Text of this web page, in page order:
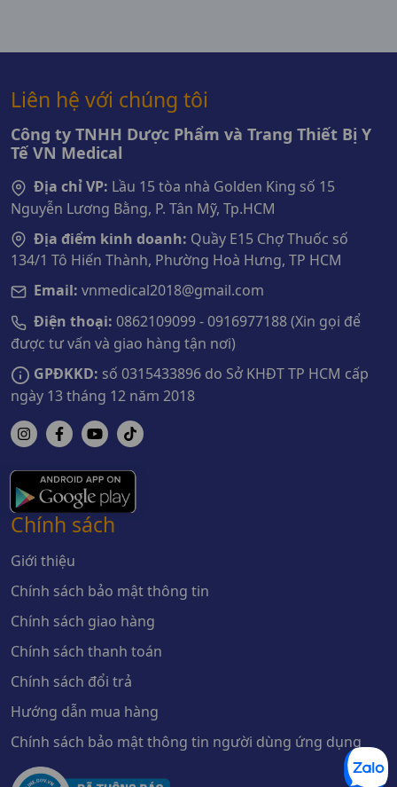
Liên hệ với chúng tôi
Công ty TNHH Dược Phẩm và Trang Thiết Bị Y
Tế VN Medical
Địa chỉ VP: Lầu 15 tòa nhà Golden King số 15
Nguyễn Lương Bằng, P. Tân Mỹ, Tp.HCM
Địa điểm kinh doanh: Quầy E15 Chợ Thuốc số
134/1 Tô Hiến Thành, Phường Hoà Hưng, TP HCM
Email: vnmedical2018@gmail.com
Điện thoại: 0862109099 - 0916977188 (Xin gọi để
được tư vấn và giao hàng tận nơi)
GPĐKKD: số 0315433896 do Sở KHĐT TP HCM cấp
ngày 13 tháng 12 năm 2018
Chính sách
Giới thiệu
Chính sách bảo mật thông tin
Chính sách giao hàng
Chính sách thanh toán
Chính sách đổi trả
Hướng dẫn mua hàng
Chính sách bảo mật thông tin người dùng ứng dụng